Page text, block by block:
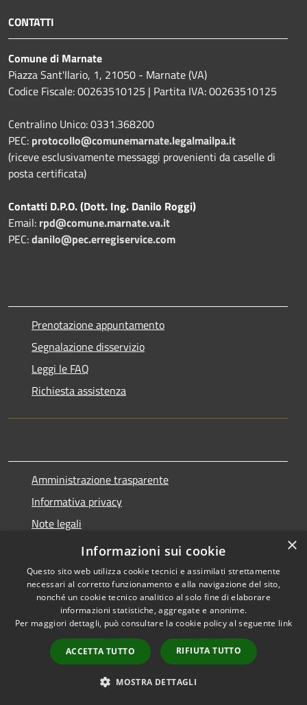
CONTATTI
Comune di Marnate
Piazza Sant'Ilario, 1, 21050 - Marnate (VA)
Codice Fiscale: 00263510125 | Partita IVA: 00263510125
Centralino Unico: 0331.368200
PEC: protocollo@comunemarnate.legalmailpa.it
(riceve esclusivamente messaggi provenienti da caselle di
posta certificata)
Contatti D.P.O. (Dott. Ing. Danilo Roggi)
Email: rpd@comune.marnate.va.it
PEC:danilo@pec.erregiservice.com
Prenotazione appuntamento
Segnalazione disservizio
Leggi le FAQ
Richiesta assistenza
Amministrazione trasparente
Informativa privacy
Note legali
Dichiarazione di accessibilità
Accessibilità
Copyright © 2026 • Comune di
Marnate • Powered by
Municipium•
Accesso
redazione
×
Informazioni sui cookie
Questo sito web utilizza cookie tecnici e assimilati strettamente
necessari al corretto funzionamento e alla navigazione del sito,
nonché un cookie tecnico analitico al solo fine di elaborare
informazioni statistiche, aggregate e anonime.
Per maggiori dettagli, può consultare la cookie policy al seguente link
ACCETTA TUTTO RIFIUTA TUTTO
MOSTRA DETTAGLI